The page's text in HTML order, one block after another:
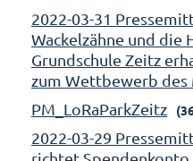
2022-03-31
Wackelzähne und die
Grundschule Zeitz
zum Wettbewerb des
PM_LoRaParkZeitz
2022-03-29